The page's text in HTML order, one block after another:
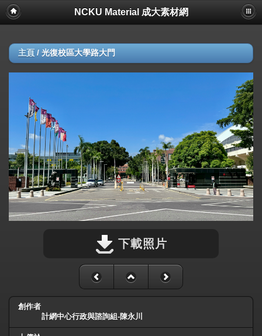
NCKU Material 成大素材網
主頁 / 光復校區大學路大門
下載照片
創作者
計網中心行政與諮詢組-陳永川